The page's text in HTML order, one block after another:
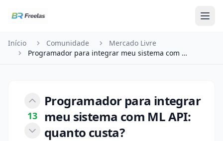
Início Comunidade
Mercado Livre
Programador para integrar meu sistema com ML API…
13
Programador para integrar
meu sistema com ML API:
quanto custa?